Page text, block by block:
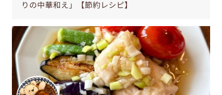
りの中華和え」【節約レシピ】